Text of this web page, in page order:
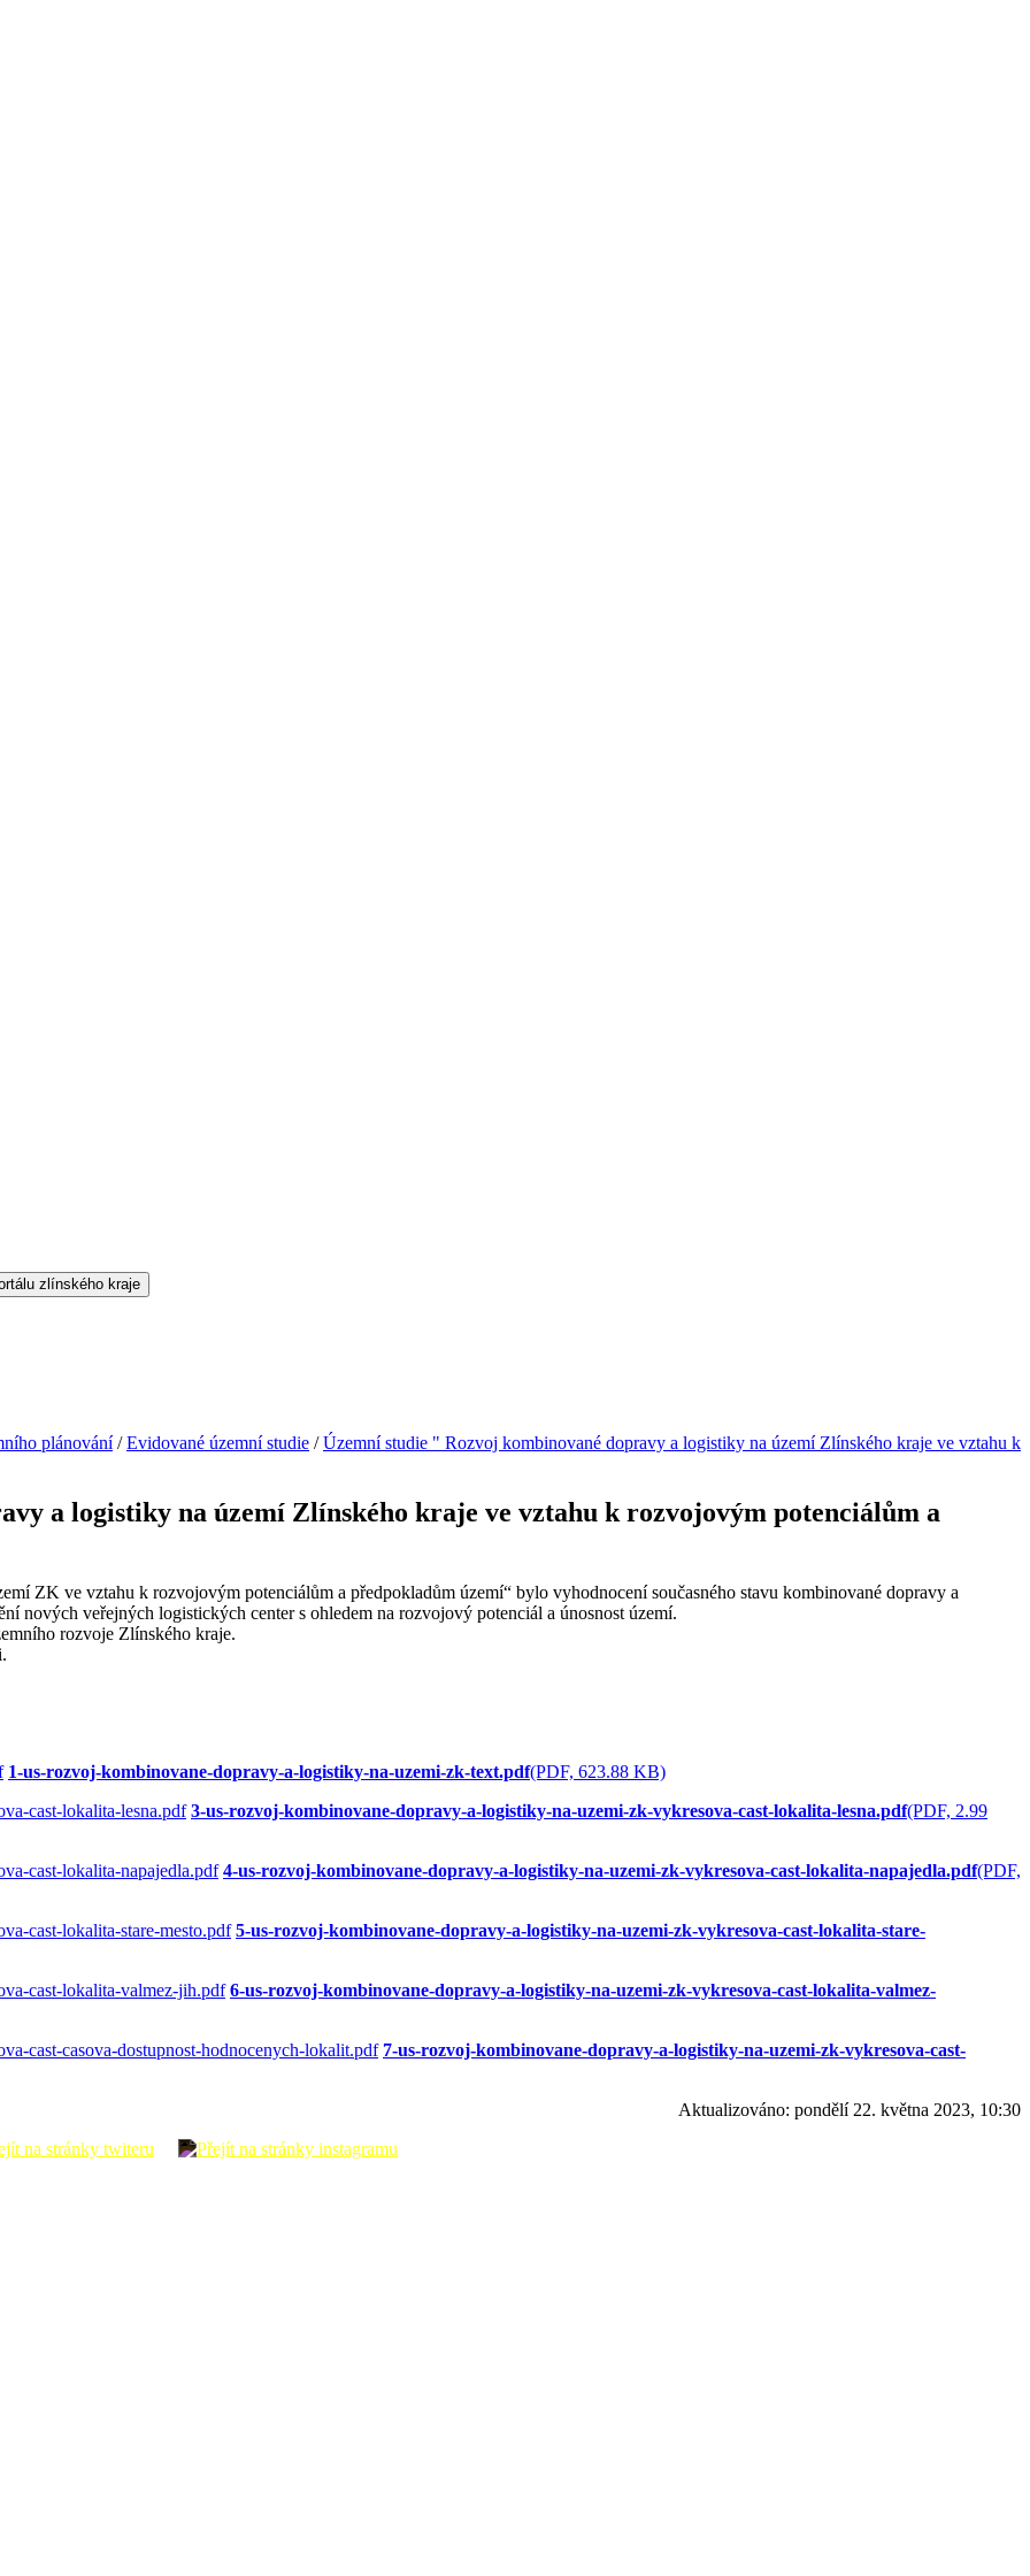
plánování/Evidované územní studie /Územní studie " Rozvoj kombinované dopravy a logistiky na území Zlínského kraje ve vztahu k
a logistiky na území Zlínského kraje ve vztahu k rozvojovým potenciálům a
ZK ve vztahu k rozvojovým potenciálům a předpokladům území“ bylo vyhodnocení současného stavu kombinované dopravy a
nových veřejných logistických center s ohledem na rozvojový potenciál a únosnost území.
rozvoje Zlínského kraje.
1-us-rozvoj-kombinovane-dopravy-a-logistiky-na-uzemi-zk-text.pdf(PDF, 623.88 KB)
3-us-rozvoj-kombinovane-dopravy-a-logistiky-na-uzemi-zk-vykresova-cast-lokalita-lesna.pdf(PDF, 2.99
4-us-rozvoj-kombinovane-dopravy-a-logistiky-na-uzemi-zk-vykresova-cast-lokalita-napajedla.pdf(PDF,
5-us-rozvoj-kombinovane-dopravy-a-logistiky-na-uzemi-zk-vykresova-cast-lokalita-stare-
6-us-rozvoj-kombinovane-dopravy-a-logistiky-na-uzemi-zk-vykresova-cast-lokalita-valmez-
7-us-rozvoj-kombinovane-dopravy-a-logistiky-na-uzemi-zk-vykresova-cast-
Aktualizováno: pondělí 22. května 2023, 10:30